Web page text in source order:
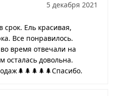
5 декабря 2021
срок. Ель красивая,
Все понравилось.
время отвечали на
осталась довольна.